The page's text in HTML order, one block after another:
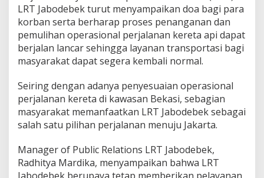
n
y
e
s
u
a
a
n
O
p
e
a
s
i
LRT Jabodebek turut menyampaikan doa bagi para
korban serta berharap proses penanganan dan
pemulihan operasional perjalanan kereta api dapat
berjalan lancar sehingga layanan transportasi bagi
masyarakat dapat segera kembali normal.
Seiring dengan adanya penyesuaian operasional
perjalanan kereta di kawasan Bekasi, sebagian
masyarakat memanfaatkan LRT Jabodebek sebagai
salah satu pilihan perjalanan menuju Jakarta.
Manager of Public Relations LRT Jabodebek,
Radhitya Mardika, menyampaikan bahwa LRT